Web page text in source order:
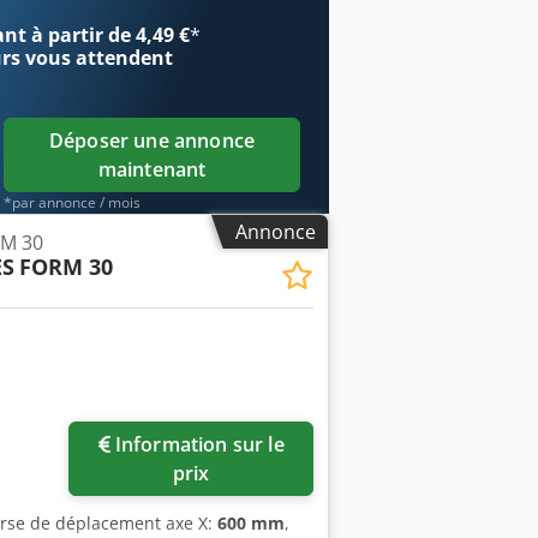
la table et le mandrin : 170 –
T Générateur : AGIEPULS 60
(L x l x H) : environ 3 000 × 1 700
à partir de 4,49 €*
vous attendent
Déposer une annonce
maintenant
*par annonce / mois
Annonce
30
FORM 30
Information sur le
prix
de déplacement axe X: 600 mm,